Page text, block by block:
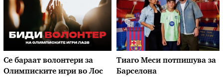
Се бараат волонтери за
Олимписките игри во Лос
Тиаго Меси потпишува за
Барселона